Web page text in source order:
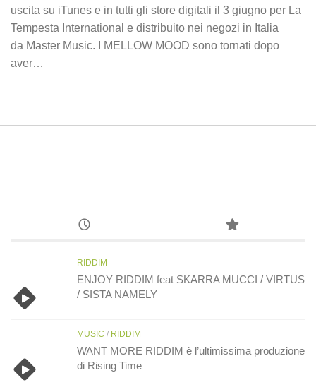
uscita su iTunes e in tutti gli store digitali il 3 giugno per La
Tempesta International e distribuito nei negozi in Italia
da Master Music. I MELLOW MOOD sono tornati dopo
aver…
RIDDIM
ENJOY RIDDIM feat SKARRA MUCCI / VIRTUS
/ SISTA NAMELY
MUSIC / RIDDIM
WANT MORE RIDDIM è l’ultimissima produzione
di Rising Time